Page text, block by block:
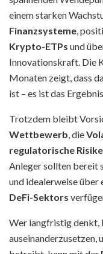
einem starken
Finanzsysteme ,
Krypto-ETPs und
Innovationskraft. Die
Monaten zeigt, dass
ist – es ist das
Trotzdem bleibt
Wettbewerb , die
regulatorische
Anleger sollten bereit
und idealerweise über
DeFi-Sektors
Wer langfristig denkt,
auseinanderzusetzen,